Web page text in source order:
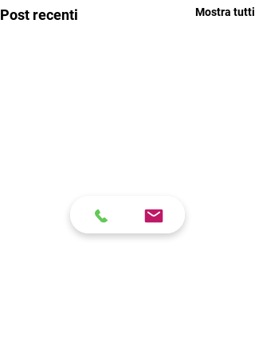
Post recenti Mostra tutti